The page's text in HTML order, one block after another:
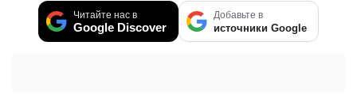
Читайте нас в
Google Discover
Добавьте в
источники Google